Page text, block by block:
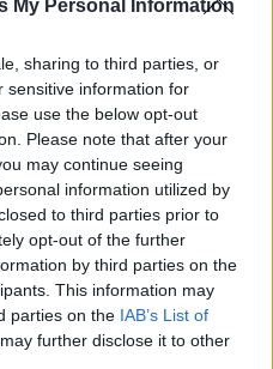
My Personal Information
sharing to third parties, or
sensitive information for
use the below opt-out
Please note that after your
may continue seeing
information utilized by
to third parties prior to
opt-out of the further
by third parties on the
This information may
parties on the IAB’s List of
further disclose it to other
cane e
modo